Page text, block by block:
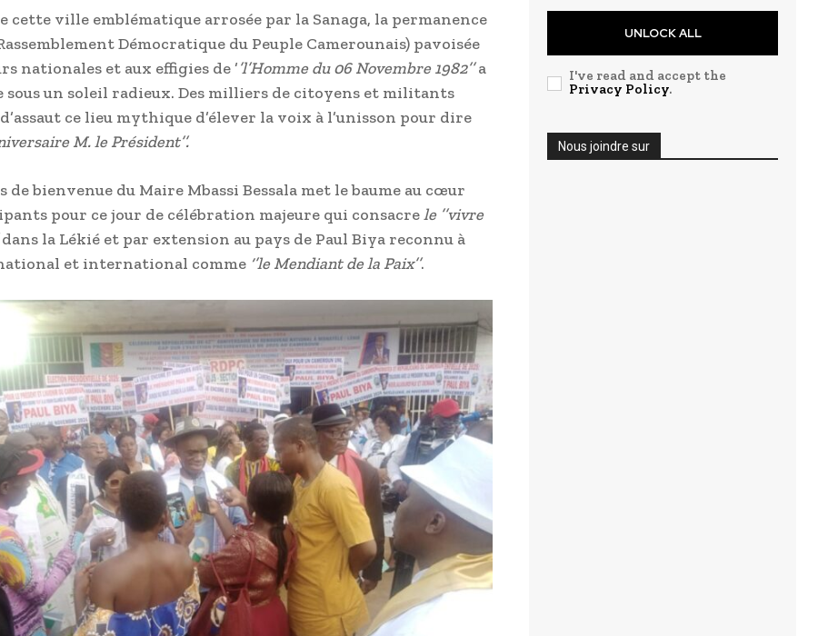
cette ville emblématique arrosée par la Sanaga, la permanence
Démocratique du Peuple Camerounais) pavoisée
nationales et aux effigies de ’’l’Homme du 06 Novembre 1982’’a
sous un soleil radieux. Des milliers de citoyens et militants
ce lieu mythique d’élever la voix à l’unisson pour dire
M. le Président’’.
de bienvenue du Maire Mbassi Bessala met le baume au cœur
pour ce jour de célébration majeure qui consacrele ’’vivre
la Lékié et par extension au pays de Paul Biya reconnu à
et international comme ‘’le Mendiant de la Paix’’.
UNLOCK ALL
I've read and accept the
Privacy Policy.
Nous joindre sur